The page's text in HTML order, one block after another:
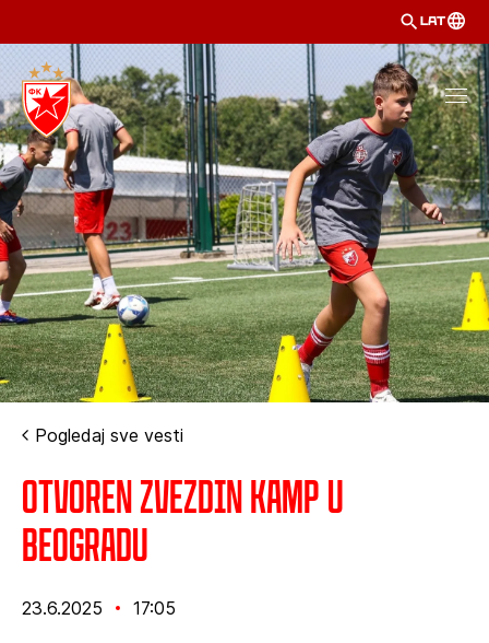
LAT
Pogledaj sve vesti
Otvoren Zvezdin kamp u
Beogradu
23.6.2025 17:05